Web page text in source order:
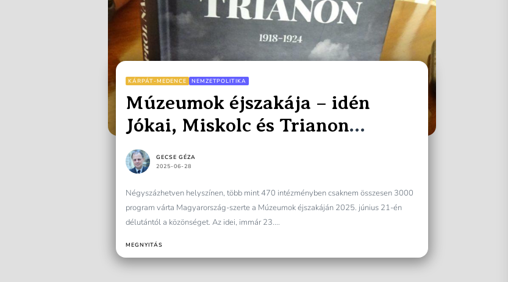
KÁRPÁT-MEDENCE NEMZETPOLITIKA
Múzeumok éjszakája – idén
Jókai, Miskolc és Trianon
jegyében
GECSE GÉZA
2025-06-28
Négyszázhetven helyszínen, több mint 470 intézményben csaknem összesen 3000
program várta Magyarország-szerte a Múzeumok éjszakáján 2025. június 21-én
délutántól a közönséget. Az idei, immár 23....
MEGNYITÁS